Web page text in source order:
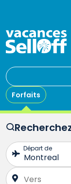
Forfaits